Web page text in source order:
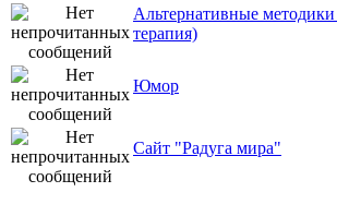
Альтернативные
терапия)
Юмор
Сайт "Радуга мира"